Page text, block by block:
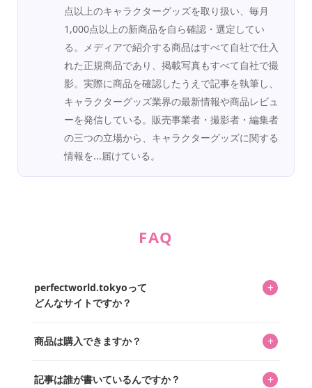
点以上のキャラクターグッズを取り扱い、毎月
1,000点以上の新商品を自ら確認・選定してい
る。メディアで紹介する商品はすべて自社で仕入
れた正規商品であり、掲載写真もすべて自社で撮
影。実際に商品を確認したうえで記事を執筆し、
キャラクターグッズ業界の最新情報や商品レビュ
ーを発信している。販売事業者・撮影者・編集者
の三つの立場から、キャラクターグッズに関する
情報を...届けている。
FAQ
perfectworld.tokyoって
どんなサイトですか？
+
ってもらうニュースサイトです。運営はキャラグッズコレ
を中心に行われており、私たちは実際に40,000種のキャラグ
商品は購入できますか？ +
「perfectworld.shop」で、ほとんど全てのアイテムを購
記事は誰が書いているんですか？ +